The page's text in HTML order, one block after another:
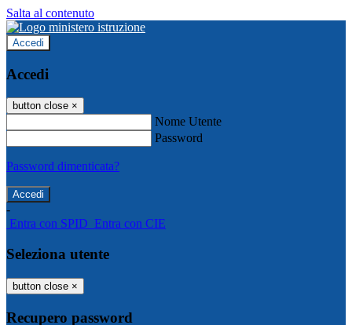
Salta al contenuto
Accedi
Accedi
button close ×
Nome Utente
Password
Password dimenticata?
-
Entra con SPID Entra con CIE
Seleziona utente
button close ×
Recupero password